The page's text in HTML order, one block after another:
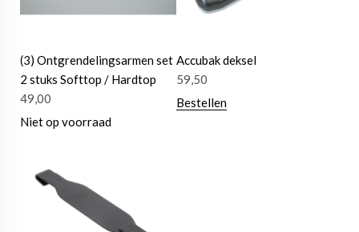
(3) Ontgrendelingsarmen set
2 stuks Softtop / Hardtop
49,00
Niet op voorraad
Accubak deksel
59,50
Bestellen